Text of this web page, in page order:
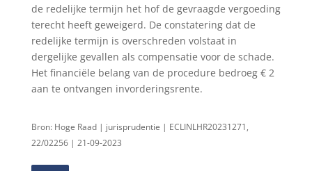
de redelijke termijn het hof de gevraagde vergoeding
terecht heeft geweigerd. De constatering dat de
redelijke termijn is overschreden volstaat in
dergelijke gevallen als compensatie voor de schade.
Het financiële belang van de procedure bedroeg € 2
aan te ontvangen invorderingsrente.
Bron: Hoge Raad | jurisprudentie | ECLINLHR20231271,
22/02256 | 21-09-2023